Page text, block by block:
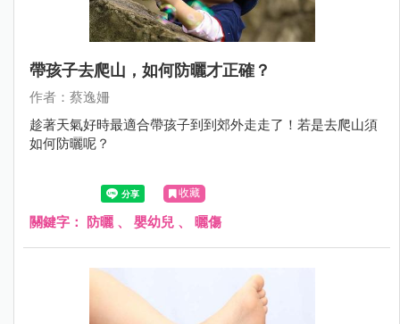
帶孩子去爬山，如何防曬才正確？
作者：蔡逸姍
趁著天氣好時最適合帶孩子到到郊外走走了！若是去爬山須
如何防曬呢？
收藏
關鍵字： 防曬、 嬰幼兒 、 曬傷